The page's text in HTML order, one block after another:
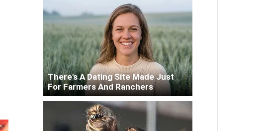
There's A Dating Site Made Just
For Farmers And Ranchers